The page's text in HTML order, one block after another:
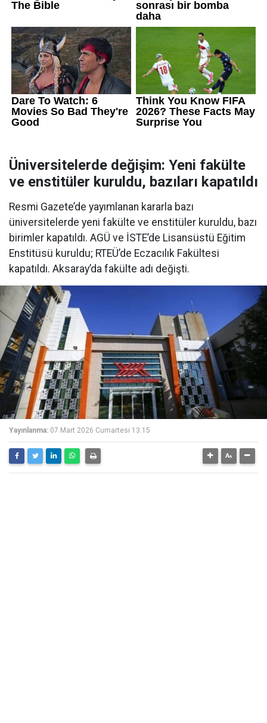
Üniversitelerde değişim: Yeni fakülte
ve enstitüler kuruldu, bazıları kapatıldı
Resmi Gazete’de yayımlanan kararla bazı
üniversitelerde yeni fakülte ve enstitüler kuruldu, bazı
birimler kapatıldı. AGÜ ve İSTE’de Lisansüstü Eğitim
Enstitüsü kuruldu; RTEÜ’de Eczacılık Fakültesi
kapatıldı. Aksaray’da fakülte adı değişti.
Yayınlanma: 07 Mart 2026 Cumartesi 13:15